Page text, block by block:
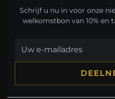
Schrijf u nu in voor onze
welkomstbon van 10% en